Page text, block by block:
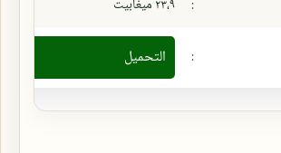
: ٢٣،٩ ميغابيت
: التحميل